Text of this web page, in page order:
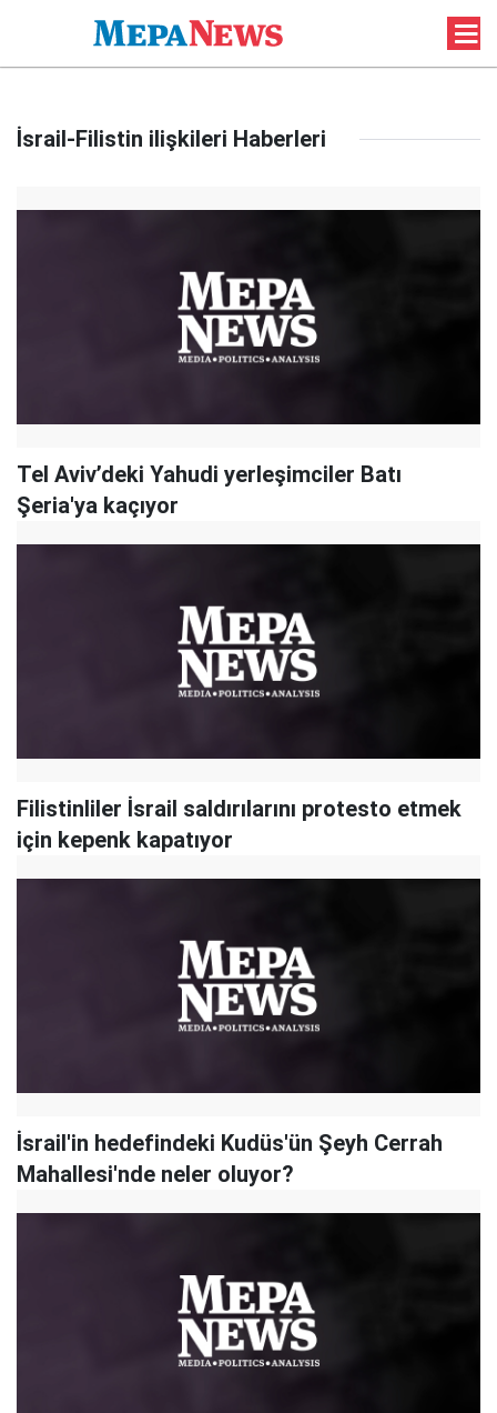
İsrail-Filistin ilişkileri Haberleri
Tel Aviv’deki Yahudi yerleşimciler Batı
Şeria'ya kaçıyor
Filistinliler İsrail saldırılarını protesto etmek
için kepenk kapatıyor
İsrail'in hedefindeki Kudüs'ün Şeyh Cerrah
Mahallesi'nde neler oluyor?